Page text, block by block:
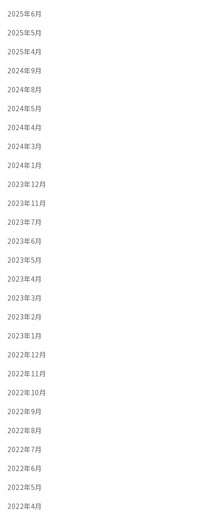
2025年6月
2025年5月
2025年4月
2024年9月
2024年8月
2024年5月
2024年4月
2024年3月
2024年1月
2023年12月
2023年11月
2023年7月
2023年6月
2023年5月
2023年4月
2023年3月
2023年2月
2023年1月
2022年12月
2022年11月
2022年10月
2022年9月
2022年8月
2022年7月
2022年6月
2022年5月
2022年4月